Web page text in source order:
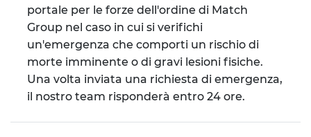
portale per le forze dell'ordine di Match
Group nel caso in cui si verifichi
un'emergenza che comporti un rischio di
morte imminente o di gravi lesioni fisiche.
Una volta inviata una richiesta di emergenza,
il nostro team risponderà entro 24 ore.